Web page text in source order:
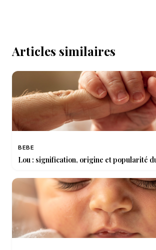
Articles similaires
BEBE
Lou : signification, origine et popularité